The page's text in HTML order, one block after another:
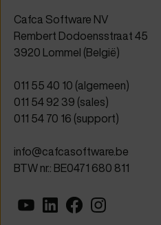
Cafca Software NV
Rembert Dodoensstraat 45
3920 Lommel (België)
011 55 40 10 (algemeen)
011 54 92 39 (sales)
011 54 70 16 (support)
info@cafcasoftware.be
BTW nr.: BE0471 680 811